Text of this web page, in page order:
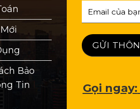
Bảo
Tin
Gọi ngay: